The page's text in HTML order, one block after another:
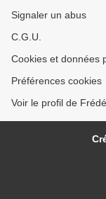
Signaler un abus
C.G.U.
Cookies et données
Préférences cookies
Voir le profil de